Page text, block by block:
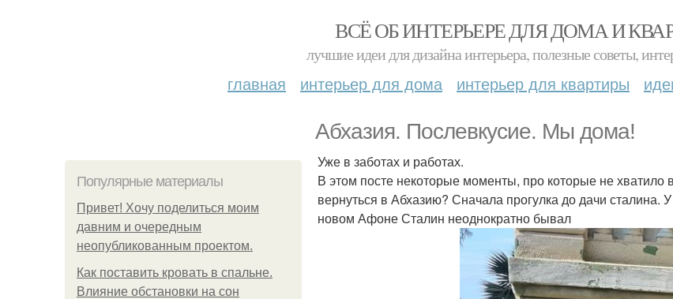
ВСЁ ОБ ИНТЕРЬЕРЕ ДЛЯ ДОМА И
лучшие идеи для дизайна интерьера, полезные советы,
главная интерьер для дома интерьер для квартиры
Абхазия. Послевкусие. Мы дома!
Популярные материалы
Привет! Хочу поделиться моим
давним и очередным
неопубликованным проектом.
Как поставить кровать в спальне.
Влияние обстановки на сон
Уже в заботах и работах.
В этом посте некоторые моменты, про которые не хватило
вернуться в Абхазию? Сначала прогулка до дачи
новом Афоне Сталин неоднократно бывал